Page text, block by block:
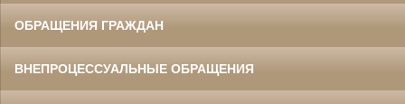
ОБРАЩЕНИЯ ГРАЖДАН
ВНЕПРОЦЕССУАЛЬНЫЕ ОБРАЩЕНИЯ